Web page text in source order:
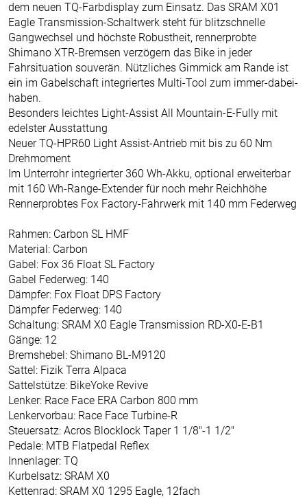
dem neuen TQ-Farbdisplay zum Einsatz. Das SRAM X01
Eagle Transmission-Schaltwerk steht für blitzschnelle
Gangwechsel und höchste Robustheit, rennerprobte
Shimano XTR-Bremsen verzögern das Bike in jeder
Fahrsituation souverän. Nützliches Gimmick am Rande ist
ein im Gabelschaft integriertes Multi-Tool zum immer-dabei-
haben.
Besonders leichtes Light-Assist All Mountain-E-Fully mit
edelster Ausstattung
Neuer TQ-HPR60 Light Assist-Antrieb mit bis zu 60 Nm
Drehmoment
Im Unterrohr integrierter 360 Wh-Akku, optional erweiterbar
mit 160 Wh-Range-Extender für noch mehr Reichhöhe
Rennerprobtes Fox Factory-Fahrwerk mit 140 mm Federweg
Rahmen: Carbon SL HMF
Material: Carbon
Gabel: Fox 36 Float SL Factory
Gabel Federweg: 140
Dämpfer: Fox Float DPS Factory
Dämpfer Federweg: 140
Schaltung: SRAM X0 Eagle Transmission RD-X0-E-B1
Gänge: 12
Bremshebel: Shimano BL-M9120
Sattel: Fizik Terra Alpaca
Sattelstütze: BikeYoke Revive
Lenker: Race Face ERA Carbon 800 mm
Lenkervorbau: Race Face Turbine-R
Steuersatz: Acros Blocklock Taper 1 1/8"-1 1/2"
Pedale: MTB Flatpedal Reflex
Innenlager: TQ
Kurbelsatz: SRAM X0
Kettenrad: SRAM X0 1295 Eagle, 12fach